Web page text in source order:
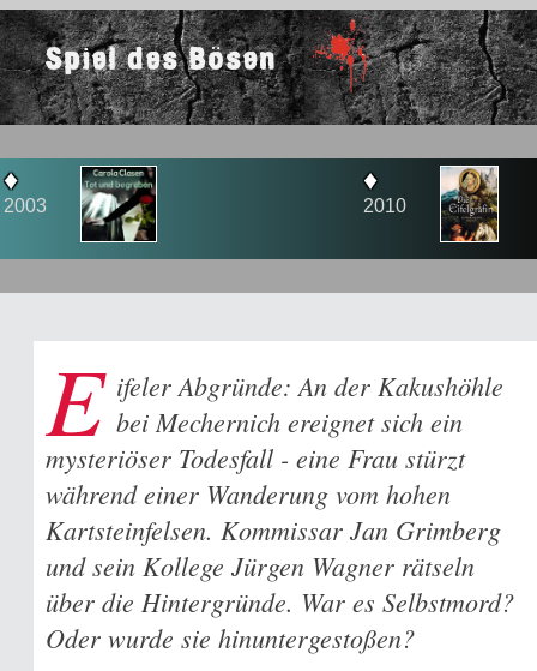
Spiel des Bösen
E ifeler Abgründe: An der Kakushöhle
bei Mechernich ereignet sich ein
mysteriöser Todesfall - eine Frau stürzt
während einer Wanderung vom hohen
Kartsteinfelsen. Kommissar Jan Grimberg
und sein Kollege Jürgen Wagner rätseln
über die Hintergründe. War es Selbstmord?
Oder wurde sie hinuntergestoßen?